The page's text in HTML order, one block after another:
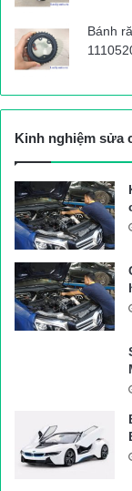
Ngoài ra,
các loạiphụ tùng
tín, giá thành cạnh
Bánh
Kinh nghiệm sửa